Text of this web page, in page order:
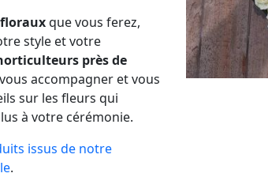
que vous ferez,
style et votre
près de
accompagner et vous
sur les fleurs qui
à votre cérémonie.
issus de notre
.